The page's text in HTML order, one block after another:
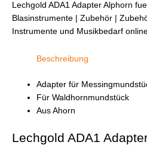
Lechgold ADA1 Adapter Alphorn
Blasinstrumente | Zubehör |
Instrumente und Musikbedarf
Beschreibung
Adapter für
Für Waldhornmundstück
Aus Ahorn
Lechgold ADA1